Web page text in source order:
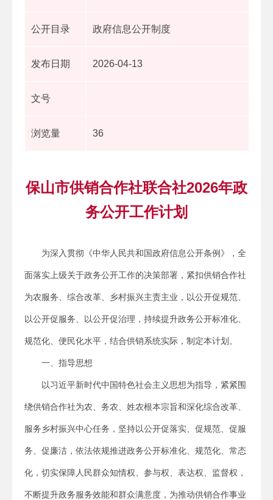
公开目录 政府信息公开制度
发布日期 2026-04-13
文号
浏览量 36
保山市供销合作社联合社2026年政
务公开工作计划
为深入贯彻《中华人民共和国政府信息公开条例》，全
面落实上级关于政务公开工作的决策部署，紧扣供销合作社
为农服务、综合改革、乡村振兴主责主业，以公开促规范、
以公开促服务、以公开促治理，持续提升政务公开标准化、
规范化、便民化水平，结合供销系统实际，制定本计划。
一、指导思想
以习近平新时代中国特色社会主义思想为指导，紧紧围
绕供销合作社为农、务农、姓农根本宗旨和深化综合改革、
服务乡村振兴中心任务，坚持以公开促落实、促规范、促服
务、促廉洁，依法依规推进政务公开标准化、规范化、常态
化，切实保障人民群众知情权、参与权、表达权、监督权，
不断提升政务服务效能和群众满意度，为推动供销合作事业